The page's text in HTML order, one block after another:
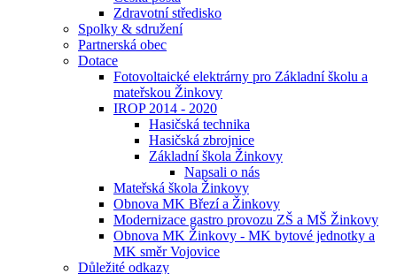
Zdravotní středisko
Spolky & sdružení
Partnerská obec
Dotace
Fotovoltaické elektrárny pro Základní školu a
mateřskou Žinkovy
IROP 2014 - 2020
Hasičská technika
Hasičská zbrojnice
Základní škola Žinkovy
Napsali o nás
Mateřská škola Žinkovy
Obnova MK Březí a Žinkovy
Modernizace gastro provozu ZŠ a MŠ Žinkovy
Obnova MK Žinkovy - MK bytové jednotky a
MK směr Vojovice
Důležité odkazy